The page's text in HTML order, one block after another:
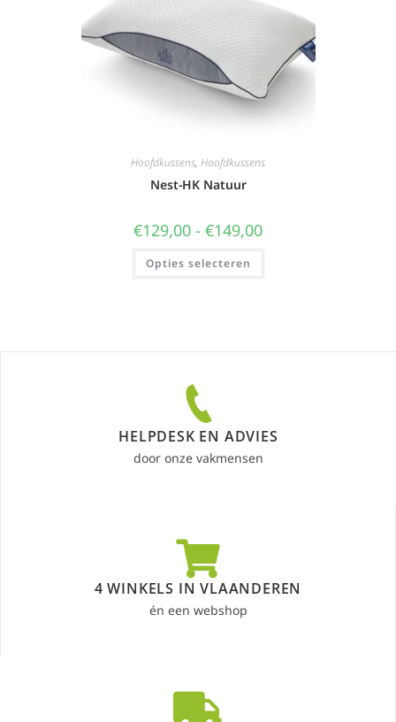
Hoofdkussens, Hoofdkussens
Nest-HK Natuur
€129,00 - €149,00
Opties selecteren
HELPDESK EN ADVIES
door onze vakmensen
4 WINKELS IN VLAANDEREN
én een webshop